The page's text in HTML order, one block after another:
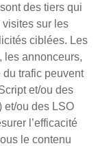
des tiers qui
sur les
ciblées. Les
les annonceurs,
du trafic peuvent
et/ou des
et/ou des LSO
l’efficacité
le contenu